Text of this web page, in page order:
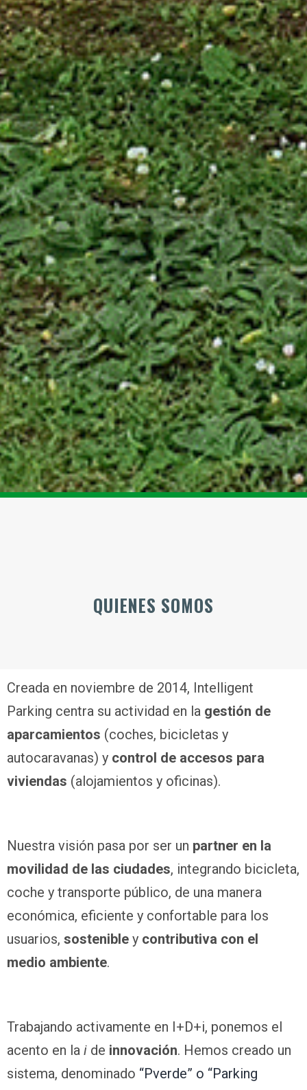
QUIENES SOMOS
Creada en noviembre de 2014, Intelligent
Parking centra su actividad en la gestión de
aparcamientos (coches, bicicletas y
autocaravanas) y control de accesos para
viviendas (alojamientos y oficinas).
Nuestra visión pasa por ser un partner en la
movilidad de las ciudades, integrando bicicleta,
coche y transporte público, de una manera
económica, eficiente y confortable para los
usuarios, sostenible y contributiva con el
medio ambiente.
Trabajando activamente en I+D+i, ponemos el
acento en la i de innovación. Hemos creado un
sistema, denominado “Pverde” o “Parking